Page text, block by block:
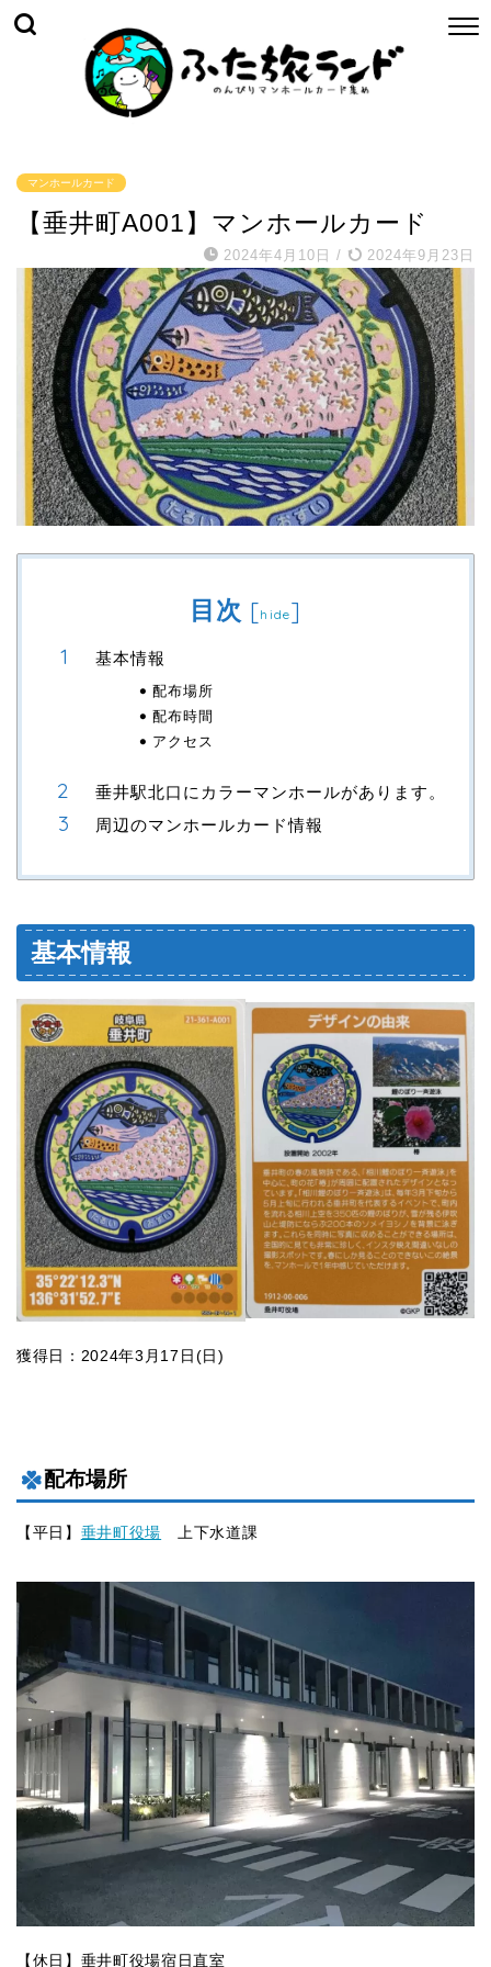
マンホールカード
【垂井町A001】マンホールカード
2024年4月10日 / 2024年9月23日
目次 [hide]
基本情報
配布場所
配布時間
アクセス
垂井駅北口にカラーマンホールがあります。
周辺のマンホールカード情報
基本情報
獲得日：2024年3月17日(日)
配布場所
【平日】 垂井町役場 上下水道課
【休日】垂井町役場宿日直室